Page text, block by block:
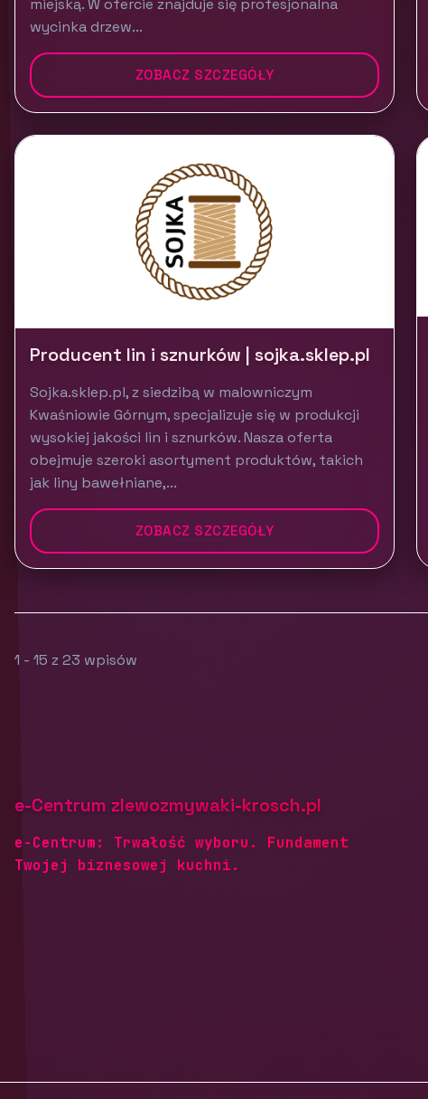
miejską. W ofercie znajduje się profesjonalna
wycinka drzew...
ZOBACZ SZCZEGÓŁY
Producent lin i sznurków | sojka.sklep.pl
Sojka.sklep.pl, z siedzibą w malowniczym
Kwaśniowie Górnym, specjalizuje się w produkcji
wysokiej jakości lin i sznurków. Nasza oferta
obejmuje szeroki asortyment produktów, takich
jak liny bawełniane,...
ZOBACZ SZCZEGÓŁY
1 - 15 z 23 wpisów
e-Centrum zlewozmywaki-krosch.pl
e-Centrum: Trwałość wyboru. Fundament
Twojej biznesowej kuchni.